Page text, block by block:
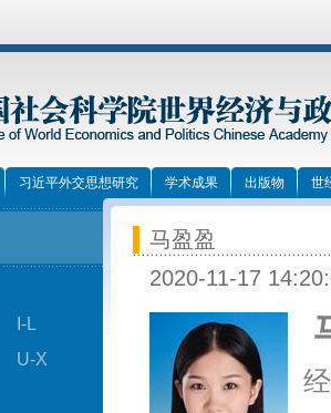
习近平外交思想研究 学术成果 出版物 世
I-L
U-X
马盈盈
2020-11-17